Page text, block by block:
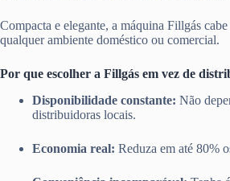
Compacta e elegante, a máquina Fillgás
qualquer ambiente doméstico ou comercial.
Por que escolher a Fillgás em vez de
Disponibilidade constante: Não
distribuidoras locais.
Economia real: Reduza em até 80%